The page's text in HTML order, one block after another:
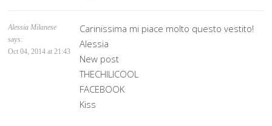
Alessia Milanese
says:
Oct 04, 2014 at 21:43
Carinissima mi piace molto questo vestito!
Alessia
New post
THECHILICOOL
FACEBOOK
Kiss